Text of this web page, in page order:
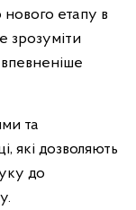
етапу в
зрозуміти
та
які дозволяють
до